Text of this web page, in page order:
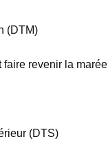
(DTM)
faire revenir la marée
(DTS)